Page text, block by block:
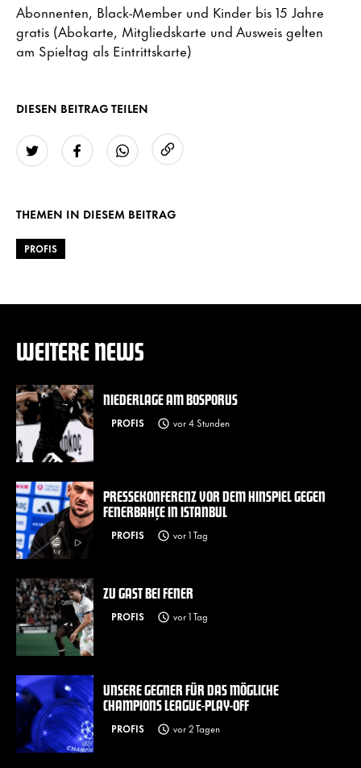
Abonnenten, Black-Member und Kinder bis 15 Jahre
gratis (Abokarte, Mitgliedskarte und Ausweis gelten
am Spieltag als Eintrittskarte)
DIESEN BEITRAG TEILEN
THEMEN IN DIESEM BEITRAG
PROFIS
WEITERE NEWS
NIEDERLAGE AM BOSPORUS
PROFIS vor 4 Stunden
PRESSEKONFERENZ VOR DEM HINSPIEL GEGEN
FENERBAHÇE IN ISTANBUL
PROFIS vor 1 Tag
ZU GAST BEI FENER
PROFIS vor 1 Tag
UNSERE GEGNER FÜR DAS MÖGLICHE
CHAMPIONS LEAGUE-PLAY-OFF
PROFIS vor 2 Tagen